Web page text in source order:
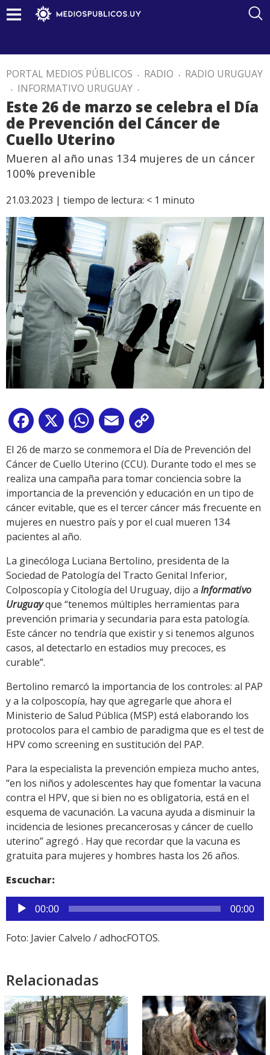
PORTAL MEDIOS PÚBLICOS . RADIO . RADIO URUGUAY
. INFORMATIVO URUGUAY .
Este 26 de marzo se celebra el Día
de Prevención del Cáncer de
Cuello Uterino
Mueren al año unas 134 mujeres de un cáncer
100% prevenible
21.03.2023 | tiempo de lectura: < 1 minuto
Facebook
X WhatsApp
Email
Link
El 26 de marzo se conmemora el Día de Prevención del
Cáncer de Cuello Uterino (CCU). Durante todo el mes se
realiza una campaña para tomar conciencia sobre la
importancia de la prevención y educación en un tipo de
cáncer evitable, que es el tercer cáncer más frecuente en
mujeres en nuestro país y por el cual mueren 134
pacientes al año.
La ginecóloga Luciana Bertolino, presidenta de la
Sociedad de Patología del Tracto Genital Inferior,
Colposcopía y Citología del Uruguay, dijo a Informativo
Uruguayque “tenemos múltiples herramientas para
prevención primaria y secundaria para esta patología.
Este cáncer no tendría que existir y si tenemos algunos
casos, al detectarlo en estadios muy precoces, es
curable”.
Bertolino remarcó la importancia de los controles: al PAP
y a la colposcopía, hay que agregarle que ahora el
Ministerio de Salud Pública (MSP) está elaborando los
protocolos para el cambio de paradigma que es el test de
HPV como screening en sustitución del PAP.
Para la especialista la prevención empieza mucho antes,
“en los niños y adolescentes hay que fomentar la vacuna
contra el HPV, que si bien no es obligatoria, está en el
esquema de vacunación. La vacuna ayuda a disminuir la
incidencia de lesiones precancerosas y cáncer de cuello
uterino” agregó . Hay que recordar que la vacuna es
gratuita para mujeres y hombres hasta los 26 años.
Escuchar:
Reproductor
de
audio
00:00 00:00
Foto: Javier Calvelo / adhocFOTOS.
Relacionadas